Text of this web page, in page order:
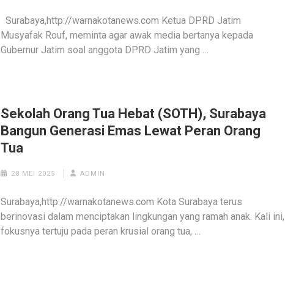
Surabaya,http://warnakotanews.com Ketua DPRD Jatim
Musyafak Rouf, meminta agar awak media bertanya kepada
Gubernur Jatim soal anggota DPRD Jatim yang …
Sekolah Orang Tua Hebat (SOTH), Surabaya
Bangun Generasi Emas Lewat Peran Orang
Tua
28 MEI 2025 ADMIN
Surabaya,http://warnakotanews.com Kota Surabaya terus
berinovasi dalam menciptakan lingkungan yang ramah anak. Kali ini,
fokusnya tertuju pada peran krusial orang tua, …